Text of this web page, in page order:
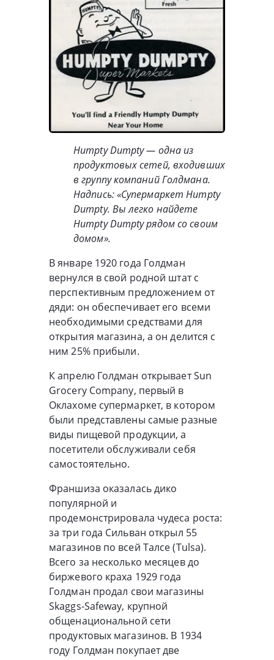
Humpty Dumpty — одна из
продуктовых сетей, входивших
в группу компаний Голдмана.
Надпись: «Супермаркет Humpty
Dumpty. Вы легко найдете
Humpty Dumpty рядом со своим
домом».
В январе 1920 года Голдман
вернулся в свой родной штат с
перспективным предложением от
дяди: он обеспечивает его всеми
необходимыми средствами для
открытия магазина, а он делится с
ним 25% прибыли.
К апрелю Голдман открывает Sun
Grocery Company, первый в
Оклахоме супермаркет, в котором
были представлены самые разные
виды пищевой продукции, а
посетители обслуживали себя
самостоятельно.
Франшиза оказалась дико
популярной и
продемонстрировала чудеса роста:
за три года Сильван открыл 55
магазинов по всей Талсе (Tulsa).
Всего за несколько месяцев до
биржевого краха 1929 года
Голдман продал свои магазины
Skaggs-Safeway, крупной
общенациональной сети
продуктовых магазинов. В 1934
году Голдман покупает две